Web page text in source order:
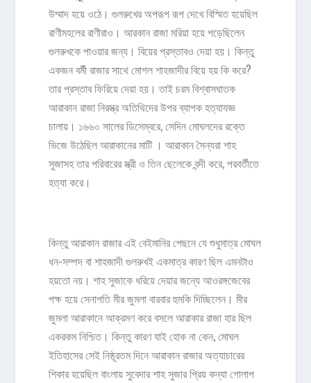
উম্মাদ হয়ে ওঠে। গুলরুখের অপরূপ রূপ দেখে বিস্মিত হয়েছিল
রাণীমহলের রাণীরাও। আরকান রাজা মরিয়া হয়ে পড়েছিলেন
গুলরুখকে পাওয়ার জন্য। বিয়ের প্রস্তাবও দেয়া হয়। কিন্তু
একজন বর্মী রাজার সাথে মোগল শাহজাদীর বিয়ে হয় কি করে?
তার প্রস্তাব ফিরিয়ে দেয়া হয়। তাই চরম বিশ্বাসঘাতক
আরাকান রাজা নিরস্ত্র অতিথিদের উপর ব্যাপক হত্যাযজ্ঞ
চালায়। ১৬৬০ সালের ডিসেম্বরে, সেদিন মোঘলদের রক্তে
ভিজে উঠেছিল আরাকানের মাটি । আরাকান সৈন্যরা শাহ
সুজাসহ তার পরিবারের স্ত্রী ও তিন ছেলেকে বন্দী করে, পরবর্তীতে
হত্যা করে।
কিন্তু আরাকান রাজার এই বেইমানির পেছনে যে শুধুমাত্র মোঘল
ধন-সম্পদ বা শাহজাদী গুলরুখই একমাত্র কারণ ছিল এমনটাও
হয়তো নয়। শাহ সুজাকে ধরিয়ে দেয়ার জন্যে আওরঙ্গজেবের
পক্ষ হয়ে সেনাপতি মীর জুমলা বারবার হুমকি দিচ্ছিলেন। মীর
জুমলা আরাকানে আক্রমণ করে বসলে আরাকার রাজা হার ছিল
একরকম নিশ্চিত। কিন্তু কারণ যাই হোক না কেন, মোঘল
ইতিহাসের সেই নিষ্ঠূরতম দিনে আরাকান রাজার অত্যাচারের
শিকার হয়েছিল বাংলায় সুবেদার শাহ সুজার প্রিয় কন্যা গোলাপ